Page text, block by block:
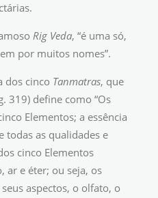
Rig Veda, “é uma só,
por muitos nomes”.
dos cinco Tanmatras, que
319) define como “Os
Elementos; a essência
todas as qualidades e
cinco Elementos
ar e éter; ou seja, os
aspectos, o olfato, o